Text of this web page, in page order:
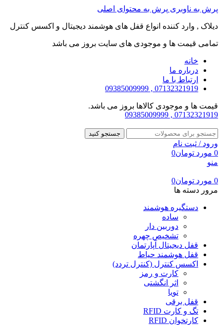
پرش به ناوبری پرش به محتوای اصلی
دیلاک , وارد کننده انواع قفل های هوشمند دیجیتال و اکسس کنترل
تمامی قیمت ها و موجودی های سایت بروز می باشد
خانه
درباره ما
ارتباط با ما
07132321919 , 09385009999
قیمت ها و موجودی کالاها بروز می باشد.
07132321919 , 09385009999
جستجو کنید
ورود / ثبت نام
0 مورد تومان0
منو
0 مورد تومان0
مرور دسته ها
دستگیره هوشمند
ساده
دوربین دار
تشخیص چهره
قفل دیجیتال آپارتمان
قفل هوشمند حیاط
اکسس کنترل (کنترل تردد)
کارت و رمز
اثر انگشتی
تویا
قفل برقی
تگ و کارت RFID
کارتخوان RFID